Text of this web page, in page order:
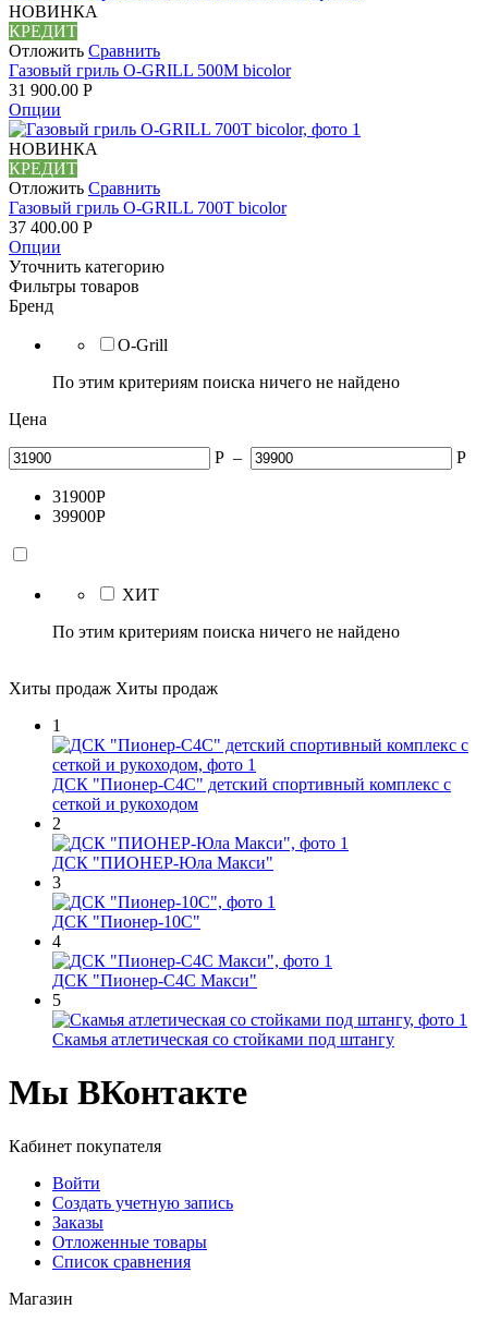
НОВИНКА
КРЕДИТ
Отложить Сравнить
Газовый гриль O-GRILL 500M bicolor
31 900.00 Р
Опции
НОВИНКА
КРЕДИТ
Отложить Сравнить
Газовый гриль O-GRILL 700T bicolor
37 400.00 Р
Опции
Уточнить категорию
Фильтры товаров
Бренд
O-Grill
По этим критериям поиска ничего не найдено
Цена
Р – Р
31900Р
39900Р
ХИТ
По этим критериям поиска ничего не найдено
Хиты продаж Хиты продаж
1
ДСК "Пионер-С4С" детский спортивный комплекс с
сеткой и рукоходом
2
ДСК "ПИОНЕР-Юла Макси"
3
ДСК "Пионер-10С"
4
ДСК "Пионер-С4С Макси"
5
Скамья атлетическая со стойками под штангу
Мы ВКонтакте
Кабинет покупателя
Войти
Создать учетную запись
Заказы
Отложенные товары
Список сравнения
Магазин